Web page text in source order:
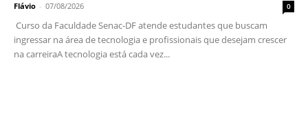
Flávio - 07/08/2026 0
Curso da Faculdade Senac-DF atende estudantes que buscam
ingressar na área de tecnologia e profissionais que desejam crescer
na carreiraA tecnologia está cada vez...